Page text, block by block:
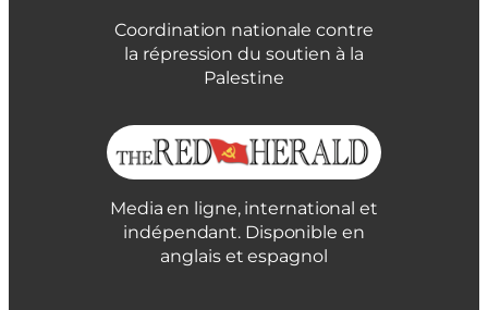
Coordination nationale contre
la répression du soutien à la
Palestine
Media en ligne, international et
indépendant. Disponible en
anglais et espagnol